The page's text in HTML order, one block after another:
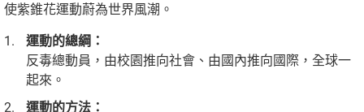
使紫錐花運動蔚為世界風潮。
運動的總綱：
反毒總動員，由校園推向社會、由國內推向國際，全球一
起來。
運動的方法：